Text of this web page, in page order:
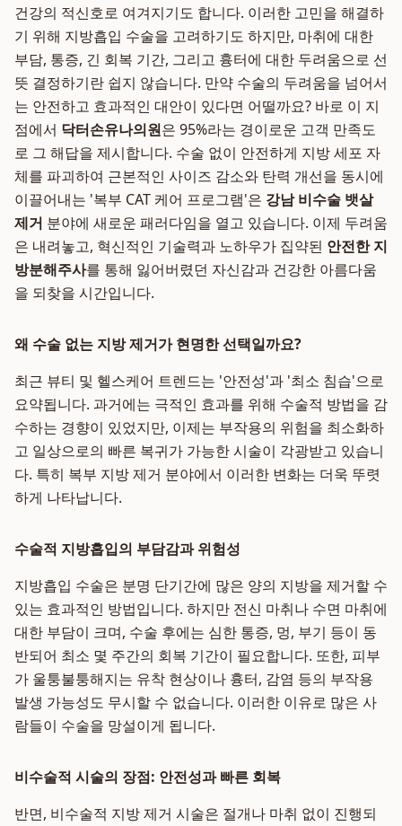
건강의 적신호로 여겨지기도 합니다. 이러한 고민을 해결하
기 위해 지방흡입 수술을 고려하기도 하지만, 마취에 대한
부담, 통증, 긴 회복 기간, 그리고 흉터에 대한 두려움으로 선
뜻 결정하기란 쉽지 않습니다. 만약 수술의 두려움을 넘어서
는 안전하고 효과적인 대안이 있다면 어떨까요? 바로 이 지
점에서 닥터손유나의원은 95%라는 경이로운 고객 만족도
로 그 해답을 제시합니다. 수술 없이 안전하게 지방 세포 자
체를 파괴하여 근본적인 사이즈 감소와 탄력 개선을 동시에
이끌어내는 '복부 CAT 케어 프로그램'은 강남 비수술 뱃살
제거 분야에 새로운 패러다임을 열고 있습니다. 이제 두려움
은 내려놓고, 혁신적인 기술력과 노하우가 집약된 안전한 지
방분해주사를 통해 잃어버렸던 자신감과 건강한 아름다움
을 되찾을 시간입니다.
왜 수술 없는 지방 제거가 현명한 선택일까요?
최근 뷰티 및 헬스케어 트렌드는 '안전성'과 '최소 침습'으로
요약됩니다. 과거에는 극적인 효과를 위해 수술적 방법을 감
수하는 경향이 있었지만, 이제는 부작용의 위험을 최소화하
고 일상으로의 빠른 복귀가 가능한 시술이 각광받고 있습니
다. 특히 복부 지방 제거 분야에서 이러한 변화는 더욱 뚜렷
하게 나타납니다.
수술적 지방흡입의 부담감과 위험성
지방흡입 수술은 분명 단기간에 많은 양의 지방을 제거할 수
있는 효과적인 방법입니다. 하지만 전신 마취나 수면 마취에
대한 부담이 크며, 수술 후에는 심한 통증, 멍, 부기 등이 동
반되어 최소 몇 주간의 회복 기간이 필요합니다. 또한, 피부
가 울퉁불퉁해지는 유착 현상이나 흉터, 감염 등의 부작용
발생 가능성도 무시할 수 없습니다. 이러한 이유로 많은 사
람들이 수술을 망설이게 됩니다.
비수술적 시술의 장점: 안전성과 빠른 회복
반면, 비수술적 지방 제거 시술은 절개나 마취 없이 진행되